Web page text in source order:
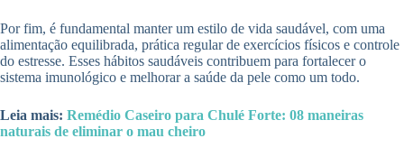
Por fim, é fundamental manter um estilo de vida saudável, com uma
alimentação equilibrada, prática regular de exercícios físicos e controle
do estresse. Esses hábitos saudáveis contribuem para fortalecer o
sistema imunológico e melhorar a saúde da pele como um todo.
Leia mais: Remédio Caseiro para Chulé Forte: 08 maneiras
naturais de eliminar o mau cheiro